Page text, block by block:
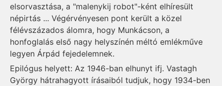
elsorvasztása, a "malenykij robot"-ként elhíresült
népirtás ... Végérvényesen pont került a közel
félévszázados álomra, hogy Munkácson, a
honfoglalás első nagy helyszínén méltó emlékműve
legyen Árpád fejedelemnek.
Epilógus helyett: Az 1946-ban elhunyt ifj. Vastagh
György hátrahagyott írásaiból tudjuk, hogy 1934-ben